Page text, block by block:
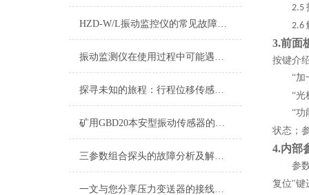
HZD-W/L振动监控仪的常见故障相应解决方法
振动监测仪在使用过程中可能遇到的故障及相应解决方法介绍
探寻未知的旅程：行程位移传感器的奇妙之旅
矿用GBD20本安型振动传感器的特点
三参数组合探头的故障分析及解决方法
一文与您分享压力变送器的接线方法
2.5
2.6
3.前面
按键介
“加
“光
“功
状态；
4.内部
参
复位"键